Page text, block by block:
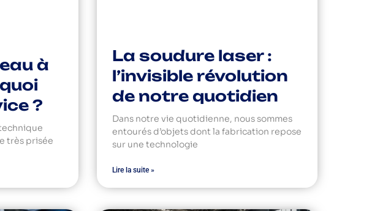
à
?
très prisée
La soudure laser :
l’invisible révolution
de notre quotidien
Dans notre vie quotidienne, nous sommes
entourés d’objets dont la fabrication repose
sur une technologie
Lire la suite »